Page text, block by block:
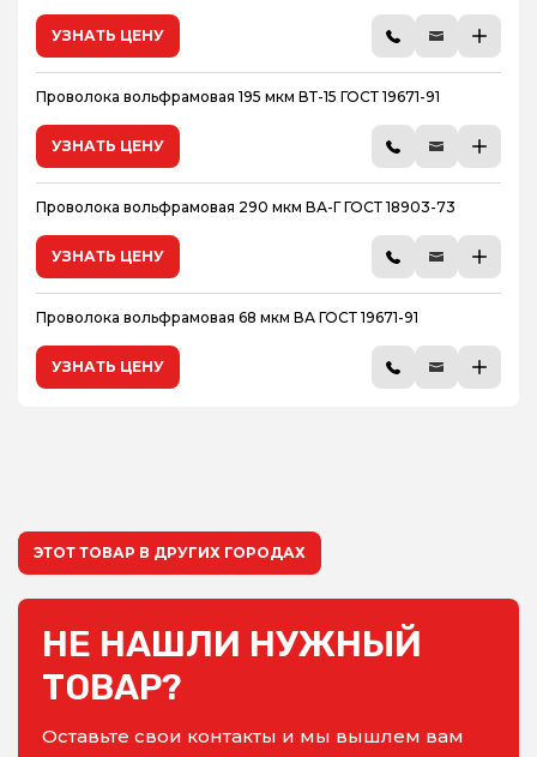
УЗНАТЬ ЦЕНУ
Проволока вольфрамовая 195 мкм ВТ-15 ГОСТ 19671-91
УЗНАТЬ ЦЕНУ
Проволока вольфрамовая 290 мкм ВА-Г ГОСТ 18903-73
УЗНАТЬ ЦЕНУ
Проволока вольфрамовая 68 мкм ВА ГОСТ 19671-91
УЗНАТЬ ЦЕНУ
ЭТОТ ТОВАР В ДРУГИХ ГОРОДАХ
НЕ НАШЛИ НУЖНЫЙ
ТОВАР?
Оставьте свои контакты и мы вышлем вам